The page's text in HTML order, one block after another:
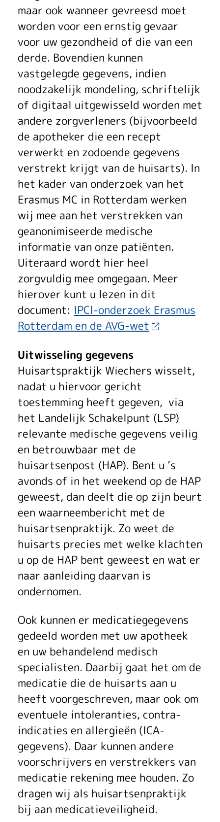
maar ook wanneer gevreesd moet
worden voor een ernstig gevaar
voor uw gezondheid of die van een
derde. Bovendien kunnen
vastgelegde gegevens, indien
noodzakelijk mondeling, schriftelijk
of digitaal uitgewisseld worden met
andere zorgverleners (bijvoorbeeld
de apotheker die een recept
verwerkt en zodoende gegevens
verstrekt krijgt van de huisarts). In
het kader van onderzoek van het
Erasmus MC in Rotterdam werken
wij mee aan het verstrekken van
geanonimiseerde medische
informatie van onze patiënten.
Uiteraard wordt hier heel
zorgvuldig mee omgegaan. Meer
hierover kunt u lezen in dit
document: IPCI-onderzoek Erasmus
Rotterdam en de AVG-wet
Uitwisseling gegevens
Huisartspraktijk Wiechers wisselt,
nadat u hiervoor gericht
toestemming heeft gegeven, via
het Landelijk Schakelpunt (LSP)
relevante medische gegevens veilig
en betrouwbaar met de
huisartsenpost (HAP). Bent u ’s
avonds of in het weekend op de HAP
geweest, dan deelt die op zijn beurt
een waarneembericht met de
huisartsenpraktijk. Zo weet de
huisarts precies met welke klachten
u op de HAP bent geweest en wat er
naar aanleiding daarvan is
ondernomen.
Ook kunnen er medicatiegegevens
gedeeld worden met uw apotheek
en uw behandelend medisch
specialisten. Daarbij gaat het om de
medicatie die de huisarts aan u
heeft voorgeschreven, maar ook om
eventuele intoleranties, contra-
indicaties en allergieën (ICA-
gegevens). Daar kunnen andere
voorschrijvers en verstrekkers van
medicatie rekening mee houden. Zo
dragen wij als huisartsenpraktijk
bij aan medicatieveiligheid.